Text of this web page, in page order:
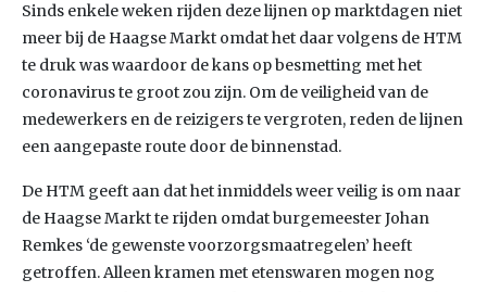
Sinds enkele weken rijden deze lijnen op marktdagen niet
meer bij de Haagse Markt omdat het daar volgens de HTM
te druk was waardoor de kans op besmetting met het
coronavirus te groot zou zijn. Om de veiligheid van de
medewerkers en de reizigers te vergroten, reden de lijnen
een aangepaste route door de binnenstad.
De HTM geeft aan dat het inmiddels weer veilig is om naar
de Haagse Markt te rijden omdat burgemeester Johan
Remkes ‘de gewenste voorzorgsmaatregelen’ heeft
getroffen. Alleen kramen met etenswaren mogen nog